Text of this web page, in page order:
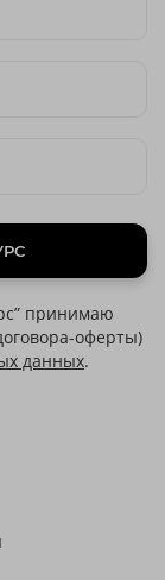
принимаю
оферты)
данных.